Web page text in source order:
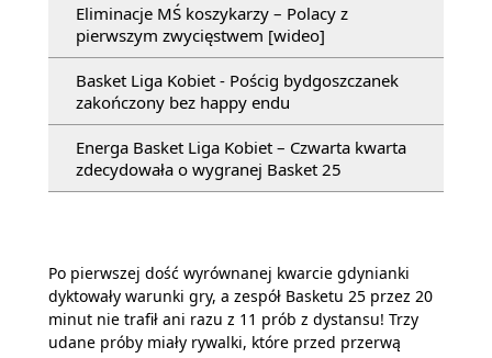
Eliminacje MŚ koszykarzy – Polacy z
pierwszym zwycięstwem [wideo]
Basket Liga Kobiet - Pościg bydgoszczanek
zakończony bez happy endu
Energa Basket Liga Kobiet – Czwarta kwarta
zdecydowała o wygranej Basket 25
Po pierwszej dość wyrównanej kwarcie gdynianki
dyktowały warunki gry, a zespół Basketu 25 przez 20
minut nie trafił ani razu z 11 prób z dystansu! Trzy
udane próby miały rywalki, które przed przerwą